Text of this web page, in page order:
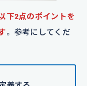
下2点のポイントを
。参考にしてくだ